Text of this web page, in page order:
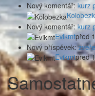
Nový komentář:kurz
Nový komentář:kurz
Evikmtpřed
Nový příspěvek:
Evikmtpřed